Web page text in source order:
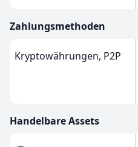
Zahlungsmethoden
Kryptowährungen, P2P
Handelbare Assets